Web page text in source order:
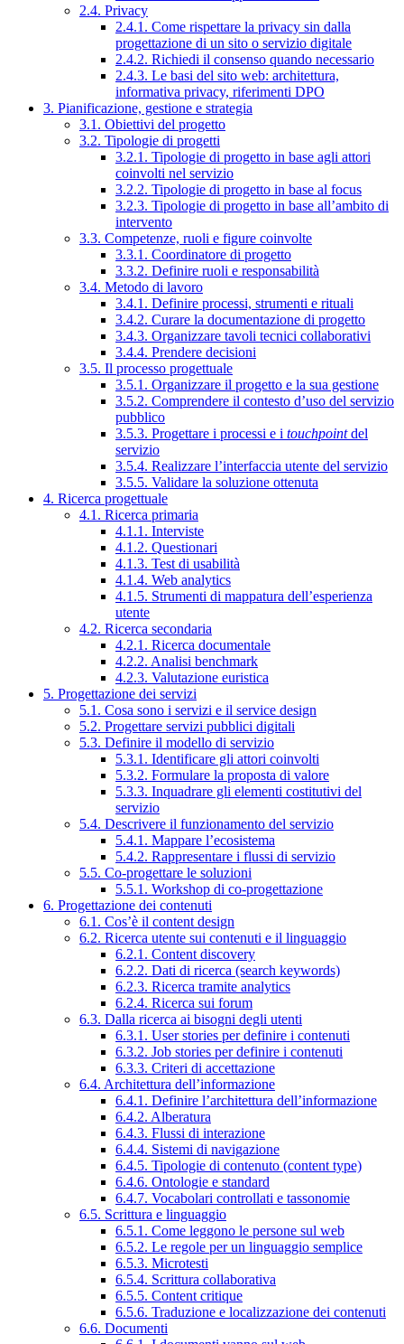
2.4. Privacy
2.4.1. Come rispettare la privacy sin dalla
progettazione di un sito o servizio digitale
2.4.2. Richiedi il consenso quando necessario
2.4.3. Le basi del sito web: architettura,
informativa privacy, riferimenti DPO
3. Pianificazione, gestione e strategia
3.1. Obiettivi del progetto
3.2. Tipologie di progetti
3.2.1. Tipologie di progetto in base agli attori
coinvolti nel servizio
3.2.2. Tipologie di progetto in base al focus
3.2.3. Tipologie di progetto in base all’ambito di
intervento
3.3. Competenze, ruoli e figure coinvolte
3.3.1. Coordinatore di progetto
3.3.2. Definire ruoli e responsabilità
3.4. Metodo di lavoro
3.4.1. Definire processi, strumenti e rituali
3.4.2. Curare la documentazione di progetto
3.4.3. Organizzare tavoli tecnici collaborativi
3.4.4. Prendere decisioni
3.5. Il processo progettuale
3.5.1. Organizzare il progetto e la sua gestione
3.5.2. Comprendere il contesto d’uso del servizio
pubblico
3.5.3. Progettare i processi e i touchpointdel
servizio
3.5.4. Realizzare l’interfaccia utente del servizio
3.5.5. Validare la soluzione ottenuta
4. Ricerca progettuale
4.1. Ricerca primaria
4.1.1. Interviste
4.1.2. Questionari
4.1.3. Test di usabilità
4.1.4. Web analytics
4.1.5. Strumenti di mappatura dell’esperienza
utente
4.2. Ricerca secondaria
4.2.1. Ricerca documentale
4.2.2. Analisi benchmark
4.2.3. Valutazione euristica
5. Progettazione dei servizi
5.1. Cosa sono i servizi e il service design
5.2. Progettare servizi pubblici digitali
5.3. Definire il modello di servizio
5.3.1. Identificare gli attori coinvolti
5.3.2. Formulare la proposta di valore
5.3.3. Inquadrare gli elementi costitutivi del
servizio
5.4. Descrivere il funzionamento del servizio
5.4.1. Mappare l’ecosistema
5.4.2. Rappresentare i flussi di servizio
5.5. Co-progettare le soluzioni
5.5.1. Workshop di co-progettazione
6. Progettazione dei contenuti
6.1. Cos’è il content design
6.2. Ricerca utente sui contenuti e il linguaggio
6.2.1. Content discovery
6.2.2. Dati di ricerca (search keywords)
6.2.3. Ricerca tramite analytics
6.2.4. Ricerca sui forum
6.3. Dalla ricerca ai bisogni degli utenti
6.3.1. User stories per definire i contenuti
6.3.2. Job stories per definire i contenuti
6.3.3. Criteri di accettazione
6.4. Architettura dell’informazione
6.4.1. Definire l’architettura dell’informazione
6.4.2. Alberatura
6.4.3. Flussi di interazione
6.4.4. Sistemi di navigazione
6.4.5. Tipologie di contenuto (content type)
6.4.6. Ontologie e standard
6.4.7. Vocabolari controllati e tassonomie
6.5. Scrittura e linguaggio
6.5.1. Come leggono le persone sul web
6.5.2. Le regole per un linguaggio semplice
6.5.3. Microtesti
6.5.4. Scrittura collaborativa
6.5.5. Content critique
6.5.6. Traduzione e localizzazione dei contenuti
6.6. Documenti